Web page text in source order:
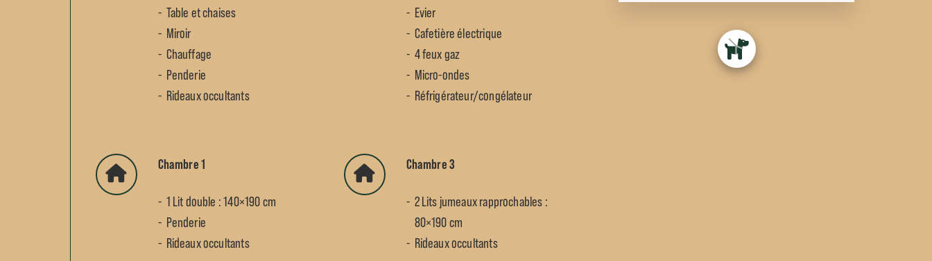
Table et chaises
Miroir
Chauffage
Penderie
Rideaux occultants
Evier
Cafetière électrique
4 feux gaz
Micro-ondes
Réfrigérateur/congélateur
Chambre 1
1 Lit double : 140×190 cm
Penderie
Rideaux occultants
Chambre 3
2 Lits jumeaux rapprochables :
80×190 cm
Rideaux occultants